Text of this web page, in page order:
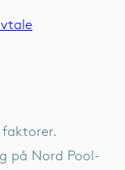
faktorer.
på Nord Pool-